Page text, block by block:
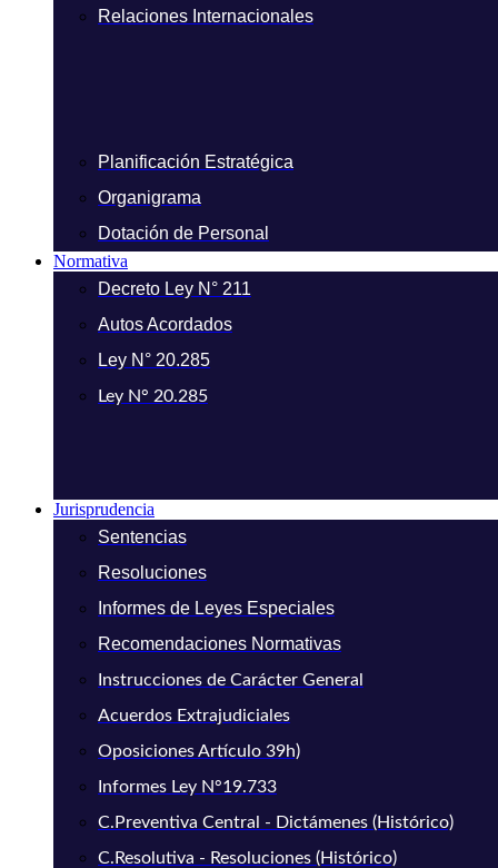
Relaciones Internacionales
Planificación Estratégica
Organigrama
Dotación de Personal
Normativa
Decreto Ley N° 211
Autos Acordados
Ley N° 20.285
Ley N° 20.285
Jurisprudencia
Sentencias
Resoluciones
Informes de Leyes Especiales
Recomendaciones Normativas
Instrucciones de Carácter General
Acuerdos Extrajudiciales
Oposiciones Artículo 39h)
Informes Ley N°19.733
C.Preventiva Central - Dictámenes (Histórico)
C.Resolutiva - Resoluciones (Histórico)